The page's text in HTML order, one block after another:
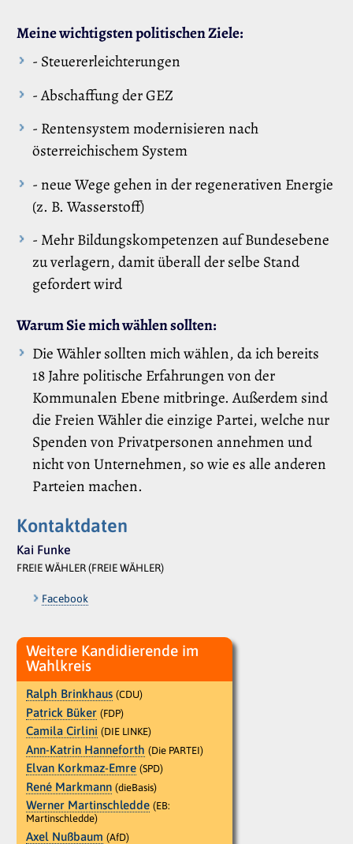
Meine wichtigsten politischen Ziele:
- Steuererleichterungen
- Abschaffung der GEZ
- Rentensystem modernisieren nach
österreichischem System
- neue Wege gehen in der regenerativen Energie
(z. B. Wasserstoff)
- Mehr Bildungskompetenzen auf Bundesebene
zu verlagern, damit überall der selbe Stand
gefordert wird
Warum Sie mich wählen sollten:
Die Wähler sollten mich wählen, da ich bereits
18 Jahre politische Erfahrungen von der
Kommunalen Ebene mitbringe. Außerdem sind
die Freien Wähler die einzige Partei, welche nur
Spenden von Privatpersonen annehmen und
nicht von Unternehmen, so wie es alle anderen
Parteien machen.
Kontaktdaten
Kai Funke
FREIE WÄHLER (FREIE WÄHLER)
Facebook
Weitere Kandidierende im
Wahlkreis
Ralph Brinkhaus (CDU)
Patrick Büker (FDP)
Camila Cirlini (DIE LINKE)
Ann-Katrin Hanneforth (Die PARTEI)
Elvan Korkmaz-Emre (SPD)
René Markmann (dieBasis)
Werner Martinschledde (EB:
Martinschledde)
Axel Nußbaum (AfD)